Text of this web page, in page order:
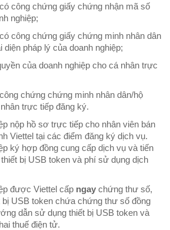
công chứng giấy chứng nhận mã số
nghiệp;
công chứng giấy chứng minh nhân dân
diện pháp lý của doanh nghiệp;
của doanh nghiệp cho cá nhân trực
chứng chứng minh nhân dân/hộ
trực tiếp đăng ký.
nộp hồ sơ trực tiếp cho nhân viên bán
Viettel tại các điểm đăng ký dịch vụ.
ký hợp đồng cung cấp dịch vụ và tiến
bị USB token và phí sử dụng dịch
được Viettel cấp ngay chứng thư số,
bị USB token chứa chứng thư số đồng
dẫn sử dụng thiết bị USB token và
thuế điện tử.